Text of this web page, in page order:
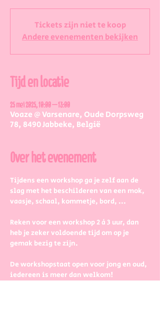
Tickets zijn niet te koop
Andere evenementen bekijken
Tijd en locatie
25 mei 2025, 10:00 – 13:00
Voaze @ Varsenare, Oude Dorpsweg
78, 8490 Jabbeke, België
Over het evenement
Tijdens een workshop ga je zelf aan de
slag met het beschilderen van een mok,
vaasje, schaal, kommetje, bord, ...
Reken voor een workshop 2 à 3 uur, dan
heb je zeker voldoende tijd om op je
gemak bezig te zijn.
De workshopstaat open voor jong en oud,
iedereen is meer dan welkom!